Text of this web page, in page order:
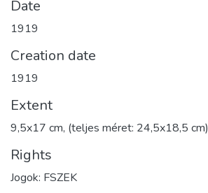
Date
1919
Creation date
1919
Extent
9,5x17 cm, (teljes méret: 24,5x18,5 cm)
Rights
Jogok: FSZEK